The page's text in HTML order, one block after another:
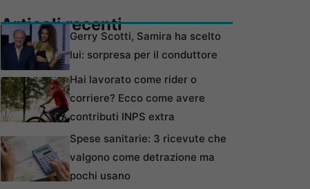
Articoli recenti
Gerry Scotti, Samira ha scelto
lui: sorpresa per il conduttore
Hai lavorato come rider o
corriere? Ecco come avere
contributi INPS extra
Spese sanitarie: 3 ricevute che
valgono come detrazione ma
pochi usano